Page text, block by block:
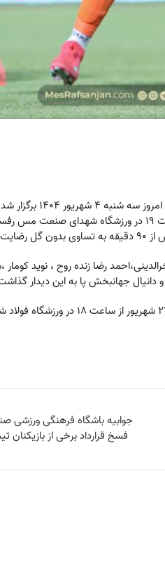
به گزارش روابط عمومی" هفته
دیدارها دو تیم فوتبال صنعت مس رفسنجان و تراکتور تبریز از ساعت 19
رضا زنده روح ، نوید
دانیال جهانبخش پا به این دیدار
لازم به ذکر است مس رفسنجان در هفته سوم از این
جوابیه باشگاه فرهنگی
فسخ قرارداد برخی از